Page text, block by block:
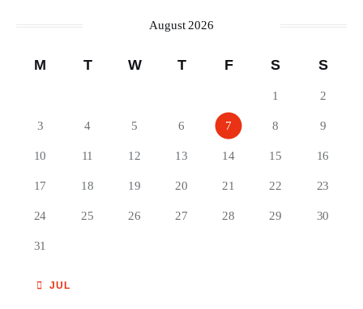
August 2026
M T W T F S S
1 2
3 4 5 6 7 8 9
10 11 12 13 14 15 16
17 18 19 20 21 22 23
24 25 26 27 28 29 30
31
« JUL